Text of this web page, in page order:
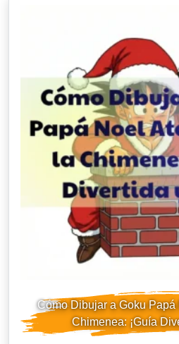
Cómo Dibujar a Goku
Chimenea: ¡Guía